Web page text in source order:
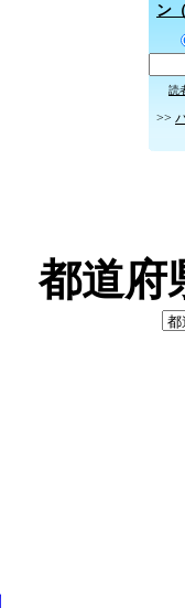
ン
読
>>
都道府